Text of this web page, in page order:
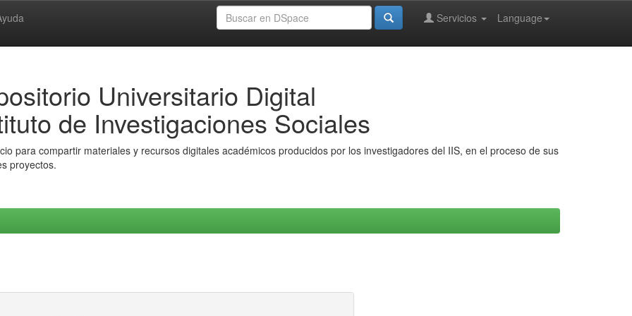
Language
Servicios
Universitario Digital
de Investigaciones Sociales
para compartir materiales y recursos digitales académicos producidos por los investigadores del IIS, en el proceso de sus
proyectos.